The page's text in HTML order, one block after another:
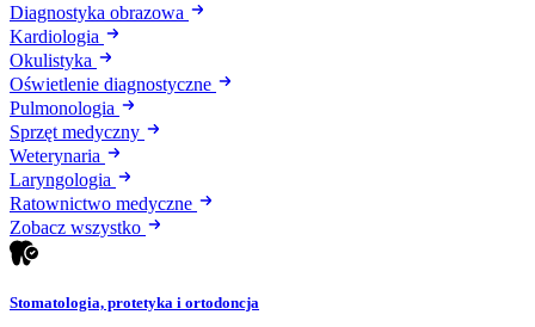
Diagnostyka obrazowa
Kardiologia
Okulistyka
Oświetlenie diagnostyczne
Pulmonologia
Sprzęt medyczny
Weterynaria
Laryngologia
Ratownictwo medyczne
Zobacz wszystko
Stomatologia, protetyka i ortodoncja